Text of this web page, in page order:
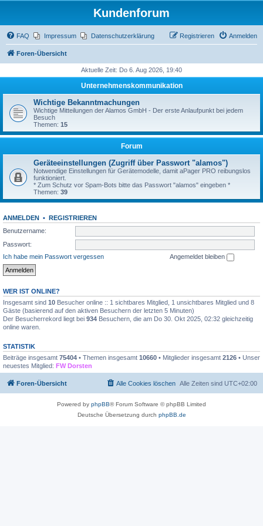
Kundenforum
FAQ Impressum Datenschutzerklärung Anmelden
Registrieren
Foren-Übersicht
Aktuelle Zeit: Do 6. Aug 2026, 19:40
Unternehmenskommunikation
Wichtige Bekanntmachungen
Wichtige Mitteilungen der Alamos GmbH - Der erste Anlaufpunkt bei jedem
Besuch
Themen: 15
Forum
Geräteeinstellungen (Zugriff über Passwort "alamos")
Notwendige Einstellungen für Gerätemodelle, damit aPager PRO reibungslos
funktioniert.
* Zum Schutz vor Spam-Bots bitte das Passwort "alamos" eingeben *
Themen: 39
ANMELDEN • REGISTRIEREN
Benutzername:
Passwort:
Ich habe mein Passwort vergessen
Angemeldet bleiben
WER IST ONLINE?
Insgesamt sind 10 Besucher online :: 1 sichtbares Mitglied, 1 unsichtbares Mitglied und 8
Gäste (basierend auf den aktiven Besuchern der letzten 5 Minuten)
Der Besucherrekord liegt bei 934 Besuchern, die am Do 30. Okt 2025, 02:32 gleichzeitig
online waren.
STATISTIK
Beiträge insgesamt 75404 • Themen insgesamt 10660 • Mitglieder insgesamt 2126 • Unser
neuestes Mitglied: FW Dorsten
Foren-Übersicht Alle Zeiten sind UTC+02:00
Alle Cookies löschen
Powered by phpBB® Forum Software © phpBB Limited
Deutsche Übersetzung durch phpBB.de